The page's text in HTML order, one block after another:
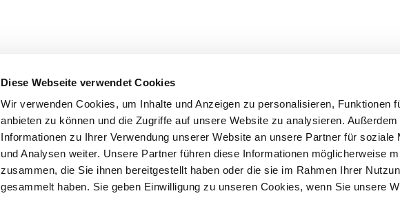
Diese Webseite verwendet Cookies
Wir verwenden Cookies, um Inhalte und Anzeigen zu personalisieren, Funktionen
anbieten zu können und die Zugriffe auf unsere Website zu analysieren.
Informationen zu Ihrer Verwendung unserer Website an unsere Partner für soziale
und Analysen weiter. Unsere Partner führen diese Informationen möglicherweise
zusammen, die Sie ihnen bereitgestellt haben oder die sie im Rahmen Ihrer
gesammelt haben. Sie geben Einwilligung zu unseren Cookies, wenn Sie unsere